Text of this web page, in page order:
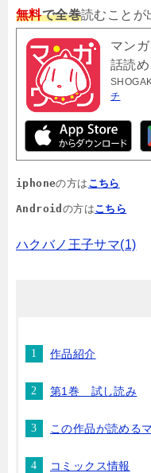
無料で全巻読むことが
マン
話読
チ
iphoneの方は こちら
Android の方はこちら
ハクバノ王子サマ(1)
作品紹介
第1巻 試し読み
この作品が読める
コミックス情報